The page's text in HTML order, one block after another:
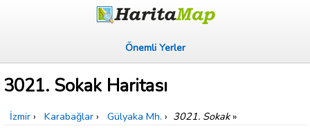
Önemli Yerler
3021. Sokak Haritası
İzmir › Karabağlar › Gülyaka Mh. › 3021. Sokak»